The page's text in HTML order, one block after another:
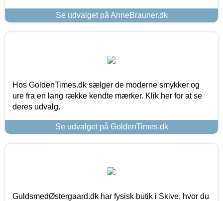
Se udvalget på AnneBrauner.dk
Hos GoldenTimes.dk sælger de moderne smykker og
ure fra en lang række kendte mærker. Klik her for at se
deres udvalg.
Se udvalget på GoldenTimes.dk
GuldsmedØstergaard.dk har fysisk butik i Skive, hvor du